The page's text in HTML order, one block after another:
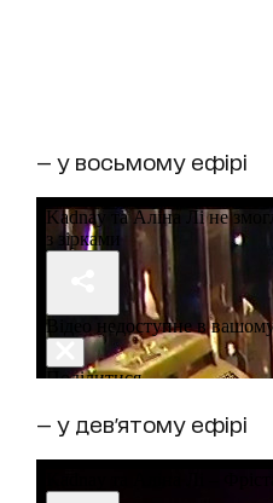
— у восьмому ефірі
— у дев'ятому ефірі